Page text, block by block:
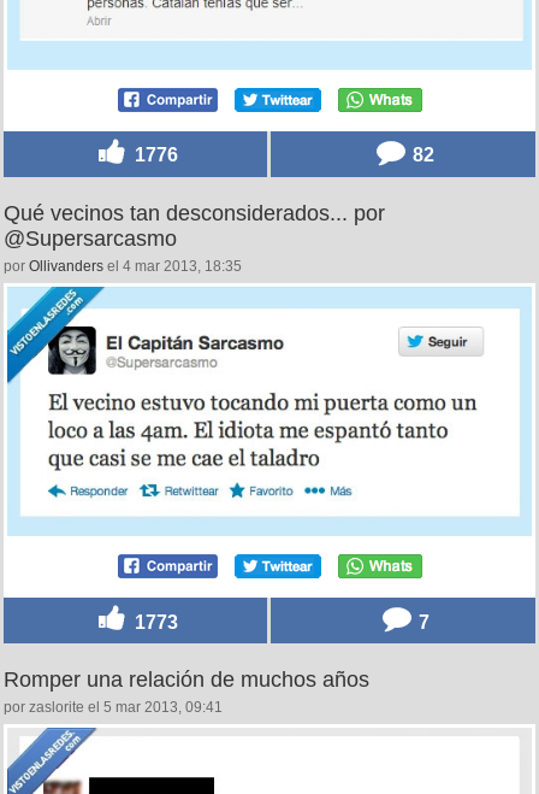
1776 82
Qué vecinos tan desconsiderados... por
@Supersarcasmo
por Ollivanders el 4 mar 2013, 18:35
1773 7
Romper una relación de muchos años
por zaslorite el 5 mar 2013, 09:41